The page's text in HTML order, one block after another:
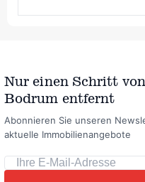
Nur einen Schritt
Bodrum entfernt
Abonnieren Sie unseren
aktuelle Immobilienangebote
Ihre
E-